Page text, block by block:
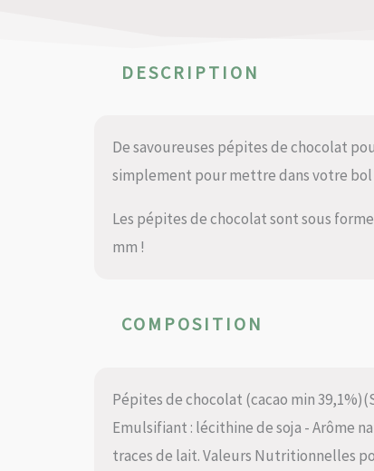
DESCRIPTION
De savoureuses pépites de chocolat
simplement pour mettre dans votre bol
Les pépites de chocolat sont sous
mm !
COMPOSITION
Pépites de chocolat (cacao min
Emulsifiant : lécithine de soja - Arôme
traces de lait. Valeurs Nutritionnelles